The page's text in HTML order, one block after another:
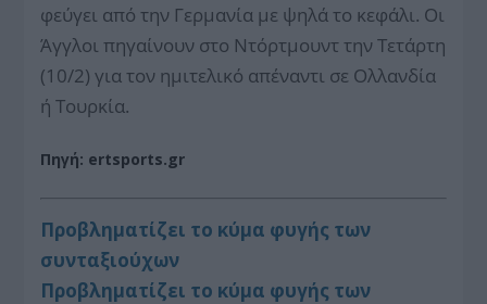
φεύγει από την Γερμανία με ψηλά το κεφάλι. Οι
Άγγλοι πηγαίνουν στο Ντόρτμουντ την Τετάρτη
(10/2) για τον ημιτελικό απέναντι σε Ολλανδία
ή Τουρκία.
Πηγή: ertsports.gr
Προβληματίζει το κύμα φυγής των
συνταξιούχων
Προβληματίζει το κύμα φυγής των